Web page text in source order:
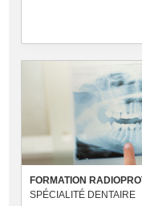
FORMATION
SPÉCIALITÉ DENTAIRE